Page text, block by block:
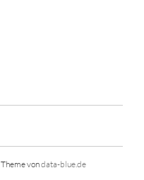
Theme vondata-blue.de